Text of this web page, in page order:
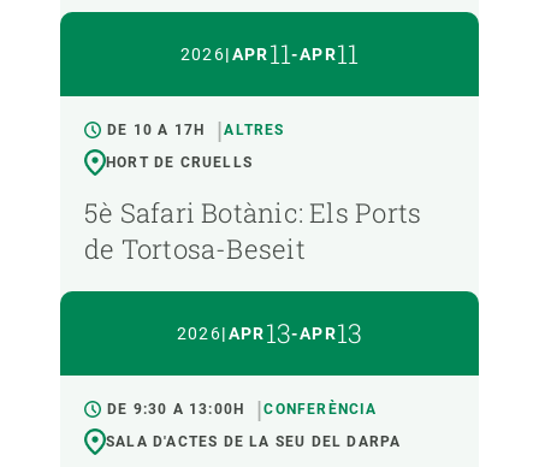
2026|APR11-APR11
DE 10 A 17H
ALTRES
HORT DE CRUELLS
5è Safari Botànic: Els Ports
de Tortosa-Beseit
2026|APR13-APR13
DE 9:30 A 13:00H
CONFERÈNCIA
SALA D'ACTES DE LA SEU DEL DARPA